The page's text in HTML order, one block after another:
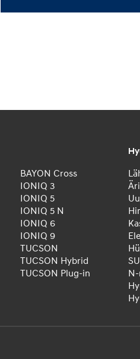
BAYON Cross
IONIQ 3
IONIQ 5
IONIQ 5 N
IONIQ 6
IONIQ 9
TUCSON
TUCSON Hybrid
TUCSON Plug-in